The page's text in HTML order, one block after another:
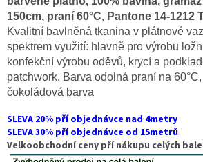
150cm, praní 60°C, Pantone 14-1212
Kvalitní bavlněná tkanina v plátnové
spektrem využití: hlavně pro výrobu
konfekční výrobu oděvů, krycí a
patchwork. Barva odolná praní na
čokoládová barva
SLEVA 20% pří objednávce nad 4metry
SLEVA 30% pří objednávce od 15metrů
Velkoobchodní ceny pří nákupu celých